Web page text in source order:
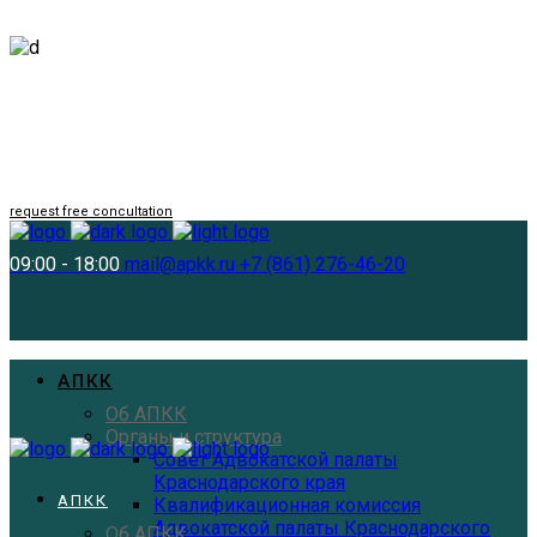
request free concultation
09:00 - 18:00 mail@apkk.ru +7 (861) 276-46-20
АПКК
Об АПКК
Органы и структура
Совет Адвокатской палаты
Краснодарского края
Квалификационная комиссия
Адвокатской палаты Краснодарского
АПКК